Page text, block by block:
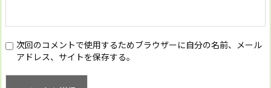
次回のコメントで使用するためブラウザーに自分の名前、メール
アドレス、サイトを保存する。